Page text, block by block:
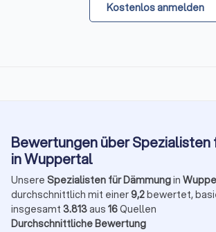
Kostenlos anmelden
Bewertungen über Spezialisten
in Wuppertal
Unsere Spezialisten für Dämmungin
durchschnittlich mit einer9,2bewertet,
insgesamt 3.813aus 16Quellen
Durchschnittliche Bewertung